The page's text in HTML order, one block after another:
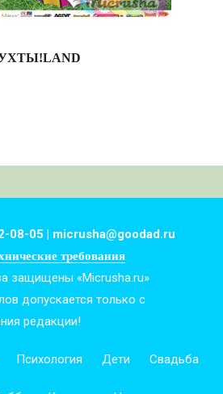
УХТЫ!LAND
08-05 | micrusha@goodad.ru
требования
защищены «Micrusha.ru»
допускается только с
редакции!
Психология Дети Свадьба